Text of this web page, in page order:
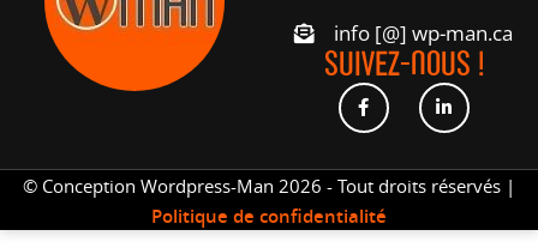
info [@] wp-man.ca
SUIVEZ-NOUS !
© Conception Wordpress-Man 2026 - Tout droits réservés |
Politique de confidentialité